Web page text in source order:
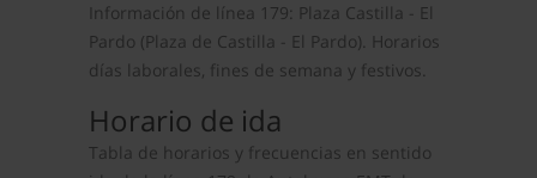
Información de línea 179: Plaza Castilla - El
Pardo (Plaza de Castilla - El Pardo). Horarios
días laborales, fines de semana y festivos.
Horario de ida
Tabla de horarios y frecuencias en sentido